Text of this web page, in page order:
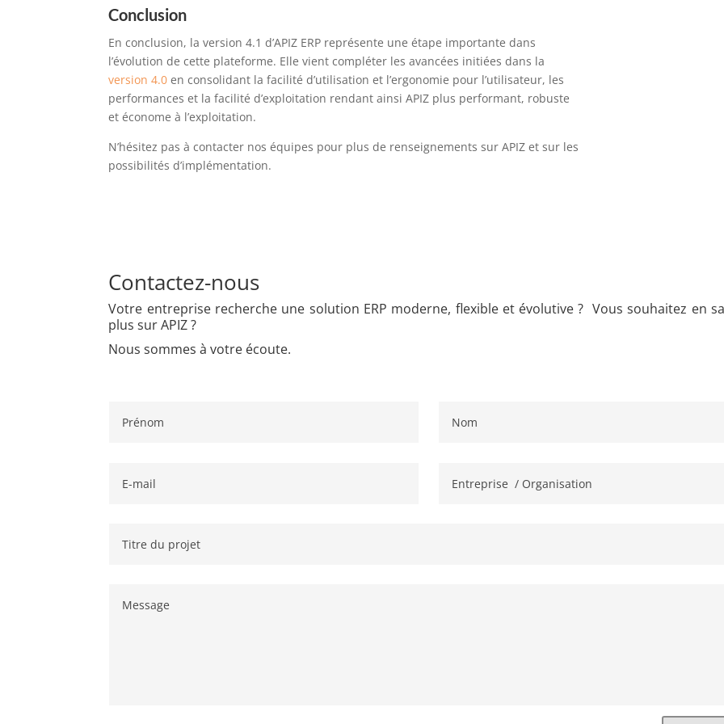
Conclusion
En conclusion, la version 4.1 d’APIZ ERP représente une étape importante dans
l’évolution de cette plateforme. Elle vient compléter les avancées initiées dans la
version 4.0 en consolidant la facilité d’utilisation et l’ergonomie pour l’utilisateur, les
performances et la facilité d’exploitation rendant ainsi APIZ plus performant, robuste
et économe à l’exploitation.
N’hésitez pas à contacter nos équipes pour plus de renseignements sur APIZ et sur les
possibilités d’implémentation.
Contactez-nous
Votre entreprise recherche une solution ERP moderne, flexible et évolutive ? Vous souhaitez en
plus sur APIZ ?
Nous sommes à votre écoute.